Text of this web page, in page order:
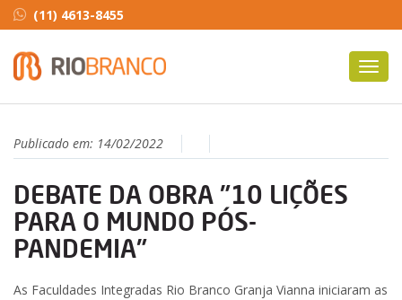
(11) 4613-8455
Publicado em: 14/02/2022
DEBATE DA OBRA "10 LIÇÕES
PARA O MUNDO PÓS-
PANDEMIA"
As Faculdades Integradas Rio Branco Granja Vianna iniciaram as